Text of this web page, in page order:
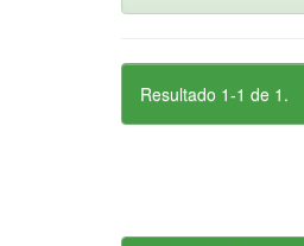
Resultado 1-1 de 1.